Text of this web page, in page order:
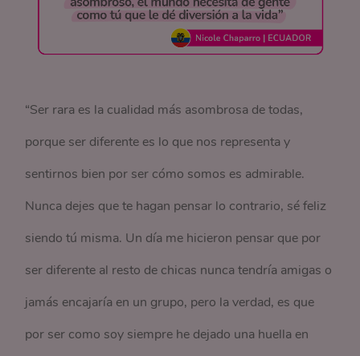
“Ser rara es la cualidad más asombrosa de todas,
porque ser diferente es lo que nos representa y
sentirnos bien por ser cómo somos es admirable.
Nunca dejes que te hagan pensar lo contrario, sé feliz
siendo tú misma. Un día me hicieron pensar que por
ser diferente al resto de chicas nunca tendría amigas o
jamás encajaría en un grupo, pero la verdad, es que
por ser como soy siempre he dejado una huella en